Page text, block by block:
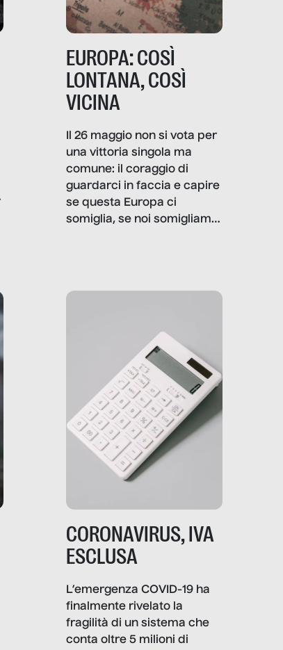
EUROPA: COSÌ
LONTANA, COSÌ
VICINA
Il 26 maggio non si vota per
una vittoria singola ma
comune: il coraggio di
guardarci in faccia e capire
se questa Europa ci
somiglia, se noi somigliamo
comunica, quanto vale […]
CORONAVIRUS, IVA
ESCLUSA
L’emergenza COVID-19 ha
finalmente rivelato la
fragilità di un sistema che
conta oltre 5 milioni di